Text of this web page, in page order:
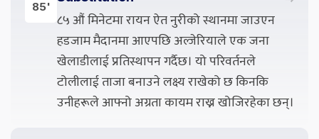
85'
८५ औं मिनेटमा रायन ऐत नुरीको स्थानमा जाउएन
हडजाम मैदानमा आएपछि अल्जेरियाले एक जना
खेलाडीलाई प्रतिस्थापन गर्दैछ। यो परिवर्तनले
टोलीलाई ताजा बनाउने लक्ष्य राखेको छ किनकि
उनीहरूले आफ्नो अग्रता कायम राख्न खोजिरहेका छन्।